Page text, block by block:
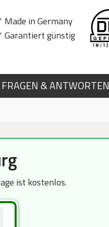
Made in Germany
Garantiert günstig
FRAGEN & ANTWORTEN
ist kostenlos.